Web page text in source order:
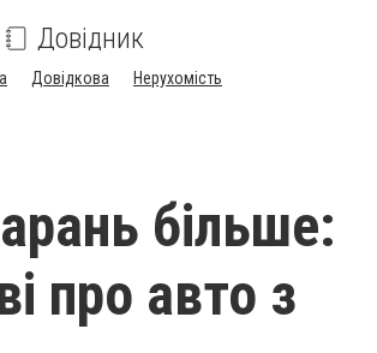
Довідник
Довідкова Нерухомість
більше:
про авто з